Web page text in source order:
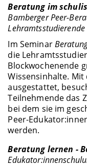
Beratung im
Bamberger Peer-
Lehramtsstudierende
Im Seminar
die
Blockwochenende
Wissensinhalte.
ausgestattet,
Teilnehmende das
bei dem sie im
Peer-
werden.
Beratung lernen -